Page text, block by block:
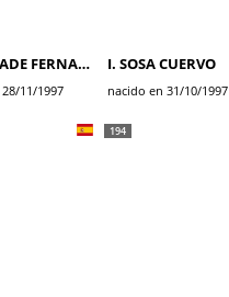
U. BERRADE FERNANDEZ
11/1997
I. SOSA CUERVO
nacido en 31/10/1997
194